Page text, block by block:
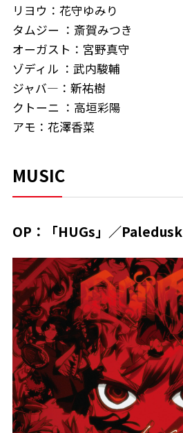
リヨウ：花守ゆみり
タムジー ：斎賀みつき
オーガスト：宮野真守
ゾディル ：武内駿輔
ジャバ―：新祐樹
クトーニ ：高垣彩陽
アモ：花澤香菜
MUSIC
OP：「HUGs」／Paledusk